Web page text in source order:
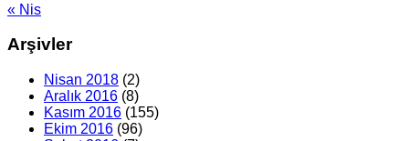
« Nis
Arşivler
Nisan 2018 (2)
Aralık 2016 (8)
Kasım 2016 (155)
Ekim 2016 (96)